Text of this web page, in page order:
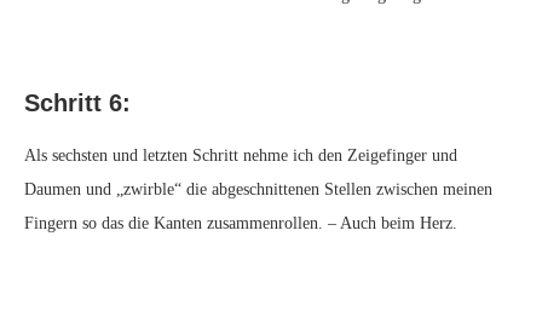
Schritt 6:
Als sechsten und letzten Schritt nehme ich den Zeigefinger und
Daumen und „zwirble“ die abgeschnittenen Stellen zwischen meinen
Fingern so das die Kanten zusammenrollen. – Auch beim Herz.